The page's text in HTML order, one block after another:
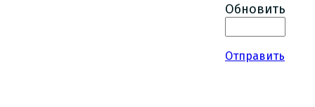
Обновить
Отправить